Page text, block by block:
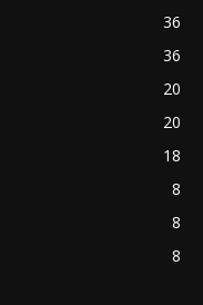
36
36
20
20
18
8
8
8